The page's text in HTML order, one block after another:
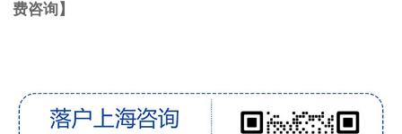
费咨询】